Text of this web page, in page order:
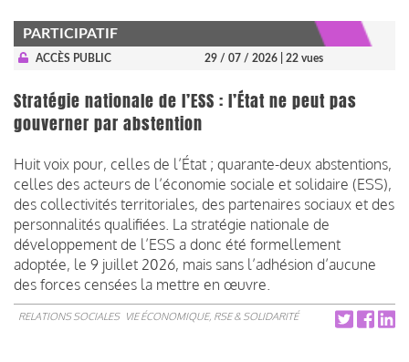
PARTICIPATIF
ACCÈS PUBLIC 29 / 07 / 2026 | 22 vues
Stratégie nationale de l’ESS : l’État ne peut pas
gouverner par abstention
Huit voix pour, celles de l’État ; quarante-deux abstentions,
celles des acteurs de l’économie sociale et solidaire (ESS),
des collectivités territoriales, des partenaires sociaux et des
personnalités qualifiées. La stratégie nationale de
développement de l’ESS a donc été formellement
adoptée, le 9 juillet 2026, mais sans l’adhésion d’aucune
des forces censées la mettre en œuvre.
RELATIONS SOCIALES VIE ÉCONOMIQUE, RSE & SOLIDARITÉ